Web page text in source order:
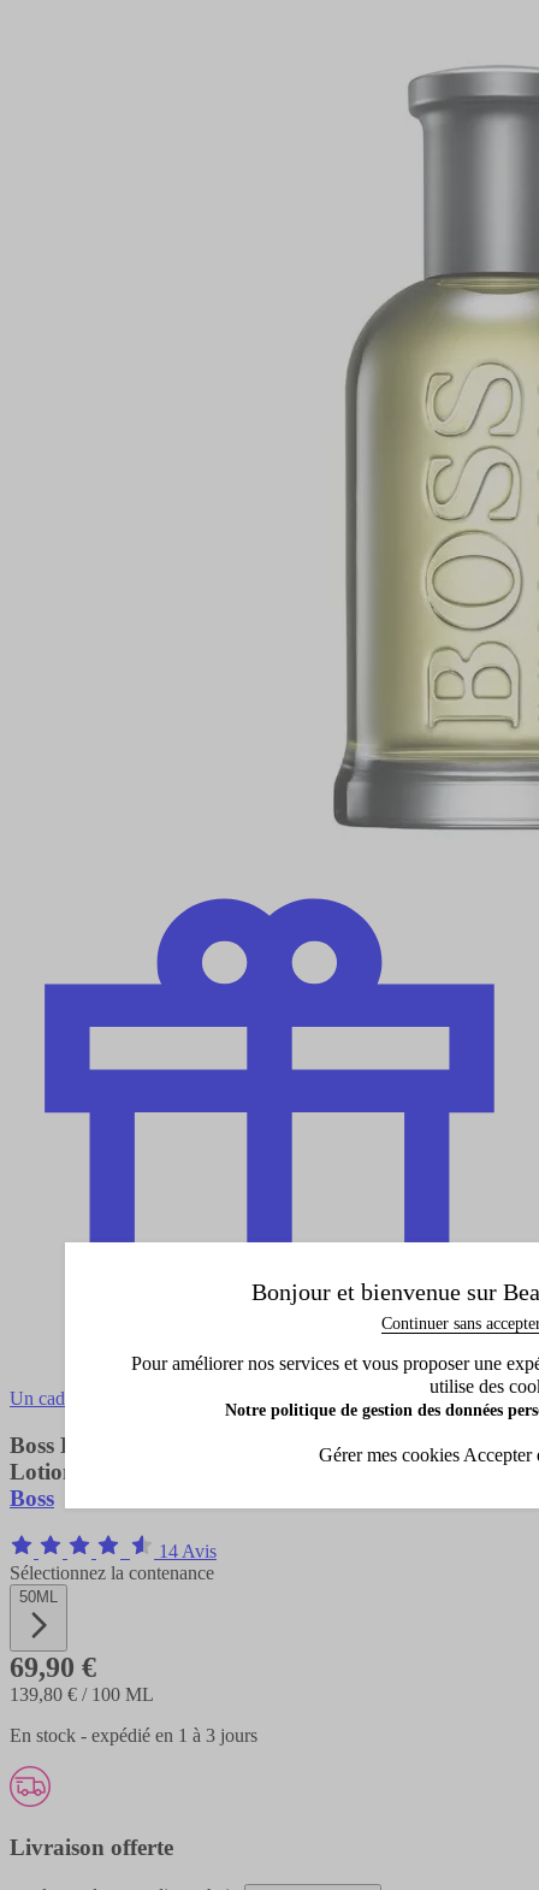
Un cadeau offert avec cet achat !
Boss Bottled
Lotion Après-rasage
Boss
14 Avis
Sélectionnez la contenance
50ML
69,90 €
139,80 € / 100 ML
En stock - expédié en 1 à 3 jours
Livraison offerte
Bonjour et bienvenue sur
Continuer sans
Pour améliorer nos services et vous proposer une
utilise des
Notre politique de gestion des données
Gérer mes cookies Accepter